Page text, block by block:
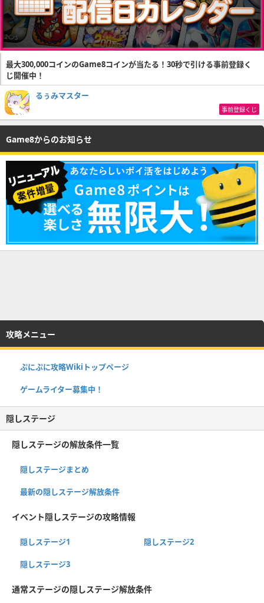
最大300,000コインのGame8コインが当たる！30秒で引ける事前登録く
じ開催中！
るぅみマスター
事前登録くじ
Game8からのお知らせ
攻略メニュー
ぷにぷに攻略Wikiトップページ
ゲームライター募集中！
隠しステージ
隠しステージの解放条件一覧
隠しステージまとめ
最新の隠しステージ解放条件
イベント隠しステージの攻略情報
隠しステージ1 隠しステージ2
隠しステージ3
通常ステージの隠しステージ解放条件